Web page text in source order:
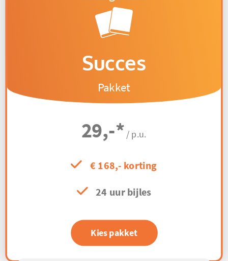
Succes
Pakket
29,-* / p.u.
€ 168,- korting
24 uur bijles
Kies pakket